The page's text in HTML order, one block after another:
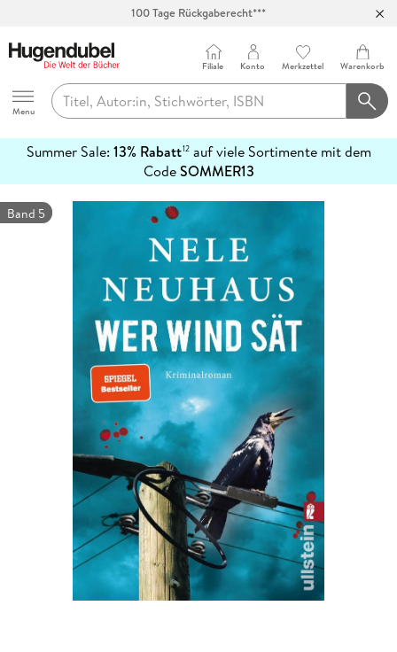
100 Tage Rückgaberecht***
Hugendubel
Menu
Filiale Konto Merkzettel Warenkorb
Summer Sale: 13% Rabatt12auf viele Sortimente mit dem
CodeSOMMER13
erfahren
Band 5